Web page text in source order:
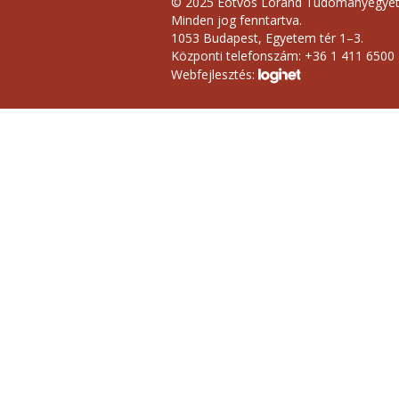
Minden jog fenntartva.
1053 Budapest, Egyetem tér 1–3.
Központi telefonszám: +36 1 411 6500
Webfejlesztés: